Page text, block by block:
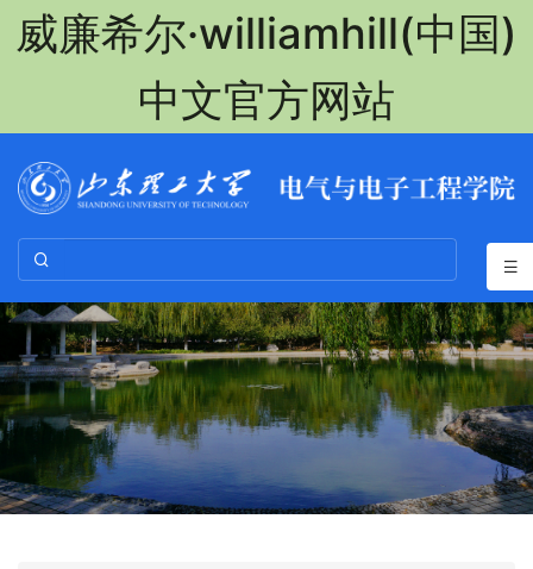
威廉希尔·williamhill(中国)
中文官方网站